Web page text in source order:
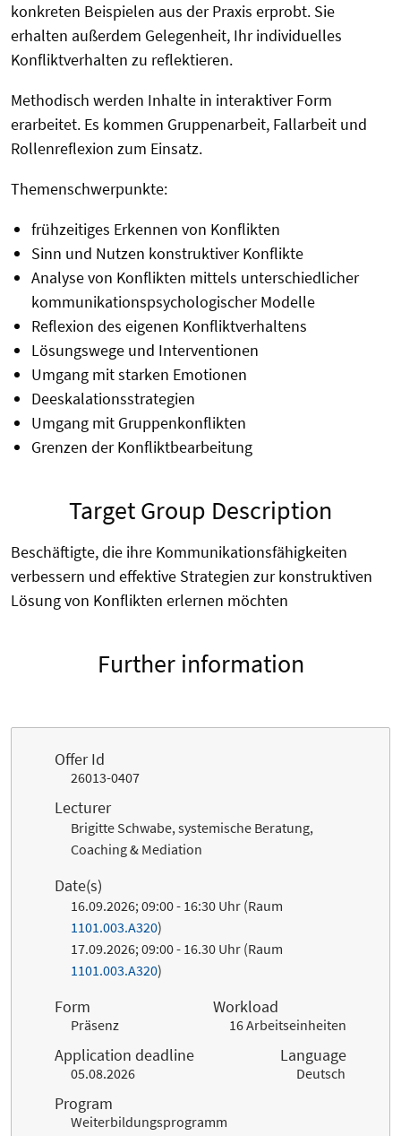
konkreten Beispielen aus der Praxis erprobt. Sie
erhalten außerdem Gelegenheit, Ihr individuelles
Konfliktverhalten zu reflektieren.
Methodisch werden Inhalte in interaktiver Form
erarbeitet. Es kommen Gruppenarbeit, Fallarbeit und
Rollenreflexion zum Einsatz.
Themenschwerpunkte:
frühzeitiges Erkennen von Konflikten
Sinn und Nutzen konstruktiver Konflikte
Analyse von Konflikten mittels unterschiedlicher
kommunikationspsychologischer Modelle
Reflexion des eigenen Konfliktverhaltens
Lösungswege und Interventionen
Umgang mit starken Emotionen
Deeskalationsstrategien
Umgang mit Gruppenkonflikten
Grenzen der Konfliktbearbeitung
Target Group Description
Beschäftigte, die ihre Kommunikationsfähigkeiten
verbessern und effektive Strategien zur konstruktiven
Lösung von Konflikten erlernen möchten
Further information
Offer Id
26013-0407
Lecturer
Brigitte Schwabe, systemische Beratung,
Coaching & Mediation
Date(s)
16.09.2026; 09:00 - 16:30 Uhr (Raum
1101.003.A320)
17.09.2026; 09:00 - 16.30 Uhr (Raum
1101.003.A320)
Form
Präsenz
Workload
16 Arbeitseinheiten
Application deadline
05.08.2026
Language
Deutsch
Program
Weiterbildungsprogramm